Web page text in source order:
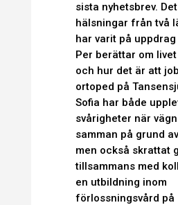
sista nyhetsbrev.
hälsningar från två
har varit på uppdrag
Per berättar om
och hur det är att
ortoped på
Sofia har både
svårigheter när
samman på grund
men också skrattat
tillsammans med
en utbildning inom
förlossningsvård på